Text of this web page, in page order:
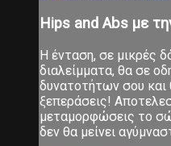
Hips and Abs με
Η ένταση, σε μικρές
διαλείμματα, θα σε
δυνατοτήτων σου και
ξεπεράσεις!
μεταμορφώσεις το
δεν θα μείνει